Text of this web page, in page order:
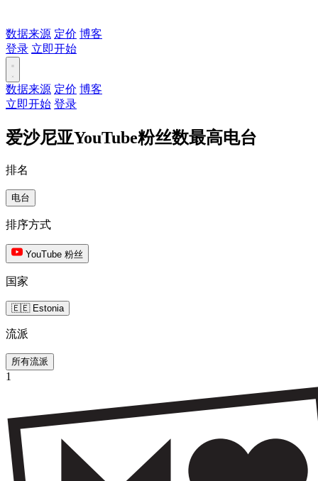
数据来源 定价 博客
登录 立即开始
数据来源 定价 博客
立即开始 登录
爱沙尼亚YouTube粉丝数最高电台
排名
电台
排序方式
YouTube 粉丝
国家
🇪🇪 Estonia
流派
所有流派
1